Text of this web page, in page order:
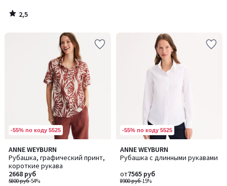
2,5
/
-55% по коду 5525
ANNE WEYBURN
Рубашка, графический принт,
короткие рукава
5800 руб-54%
2668 руб
4,8
/ 5
-55% по коду 5525
ANNE WEYBURN
Рубашка с длинными рукавами
8900 руб-15%
от7565 руб